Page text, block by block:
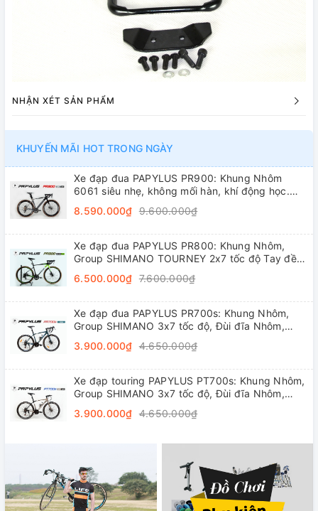
NHẬN XÉT SẢN PHẨM
KHUYẾN MÃI HOT TRONG NGÀY
Xe đạp đua PAPYLUS PR900: Khung Nhôm
6061 siêu nhẹ, không mối hàn, khí động học.
trục rỗng, líp thả
8.590.000₫ 9.600.000₫
Xe đạp đua PAPYLUS PR800: Khung Nhôm,
Group SHIMANO TOURNEY 2x7 tốc độ Tay đề
700x28C
6.500.000₫ 7.600.000₫
Xe đạp đua PAPYLUS PR700s: Khung Nhôm,
Group SHIMANO 3x7 tốc độ, Đùi đĩa Nhôm,
3.900.000₫ 4.650.000₫
Xe đạp touring PAPYLUS PT700s: Khung Nhôm,
Group SHIMANO 3x7 tốc độ, Đùi đĩa Nhôm,
3.900.000₫ 4.650.000₫